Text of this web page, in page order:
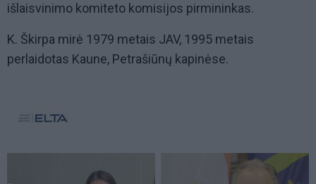
išlaisvinimo komiteto komisijos pirmininkas.
K . Škirpa mirė 1979 metais JAV, 1995 metais
perlaidotas Kaune, Petrašiūnų kapinėse.